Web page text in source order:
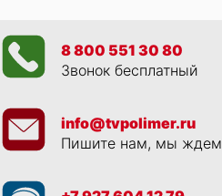
8 800 551 30 80
Звонок бесплатный
info@tvpolimer.ru
Пишите нам, мы ждем